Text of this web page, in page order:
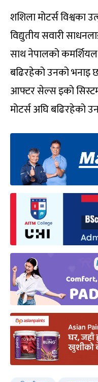
शशिला मोटर्स विश्वका
विद्युतीय सवारी
साथ नेपालको कमर्शियल
बढिरहेको उनको भनाइ छ
आफ्टर सेल्स इको
मोटर्स अघि बढिरहेको